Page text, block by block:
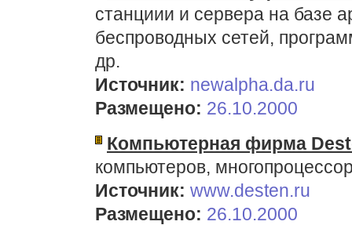
станциии и сервера на базе
беспроводных сетей,
др.
Источник: newalpha.da.ru
Размещено: 26.10.2000
Компьютерная фирма
компьютеров,
Источник: www.desten.ru
Размещено: 26.10.2000